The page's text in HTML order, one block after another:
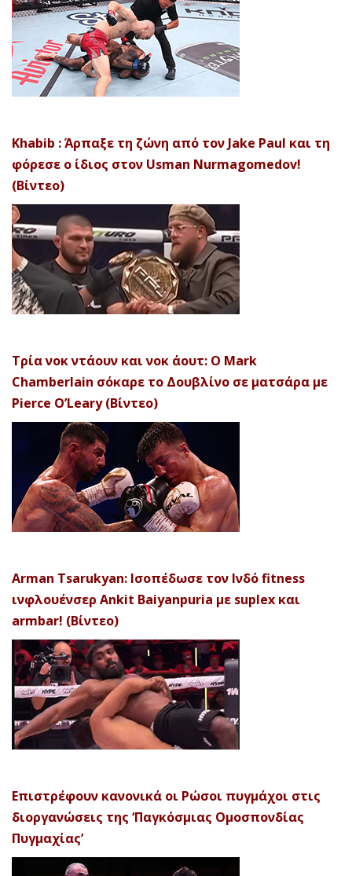
Khabib : Άρπαξε τη ζώνη από τον Jake Paul και τη
φόρεσε ο ίδιος στον Usman Nurmagomedov!
(Βίντεο)
Τρία νοκ ντάουν και νοκ άουτ: Ο Mark
Chamberlain σόκαρε το Δουβλίνο σε ματσάρα με
Pierce O’Leary (Βίντεο)
Arman Tsarukyan: Ισοπέδωσε τον Ινδό fitness
ινφλουένσερ Ankit Baiyanpuria με suplex και
armbar! (Βίντεο)
Επιστρέφουν κανονικά οι Ρώσοι πυγμάχοι στις
διοργανώσεις της ‘Παγκόσμιας Ομοσπονδίας
Πυγμαχίας’